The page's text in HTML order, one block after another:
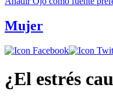
Mujer
¿El estrés